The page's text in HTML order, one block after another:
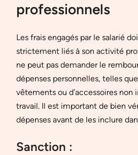
professionnels
Les frais engagés par le salarié
strictement liés à son activité
ne peut pas demander le
dépenses personnelles, telles
vêtements ou d’accessoires non
travail. Il est important de bien
dépenses avant de les inclure
Sanction :